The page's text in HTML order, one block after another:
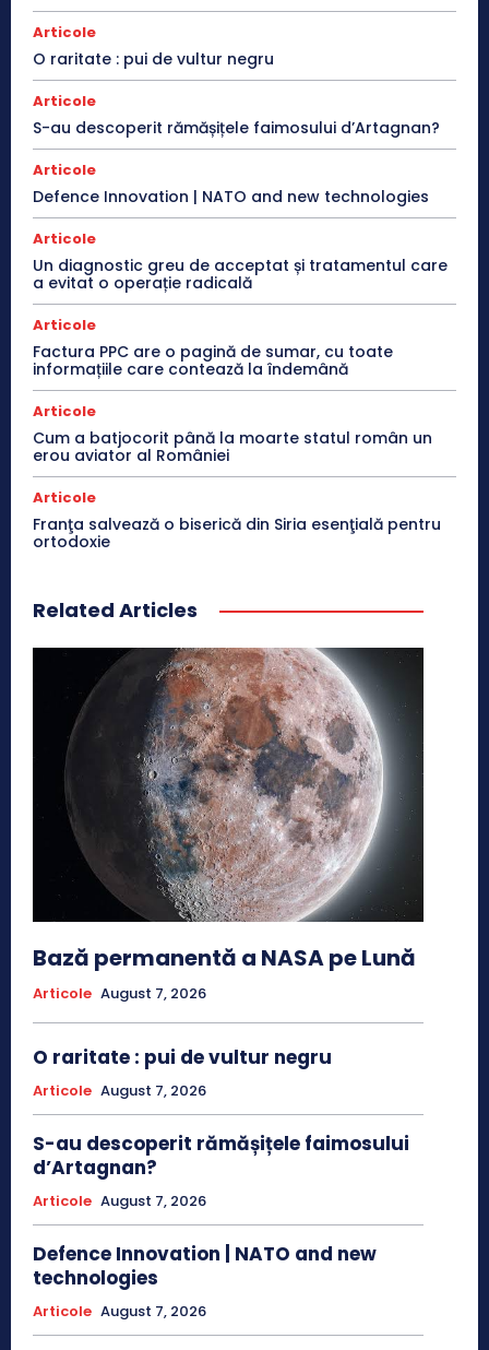
Articole
O raritate : pui de vultur negru
Articole
S-au descoperit rămășițele faimosului d’Artagnan?
Articole
Defence Innovation | NATO and new technologies
Articole
Un diagnostic greu de acceptat și tratamentul care
a evitat o operație radicală
Articole
Factura PPC are o pagină de sumar, cu toate
informațiile care contează la îndemână
Articole
Cum a batjocorit până la moarte statul român un
erou aviator al României
Articole
Franţa salvează o biserică din Siria esenţială pentru
ortodoxie
Related Articles
Bază permanentă a NASA pe Lună
Articole August 7, 2026
O raritate : pui de vultur negru
Articole August 7, 2026
S-au descoperit rămășițele faimosului
d’Artagnan?
Articole August 7, 2026
Defence Innovation | NATO and new
technologies
Articole August 7, 2026